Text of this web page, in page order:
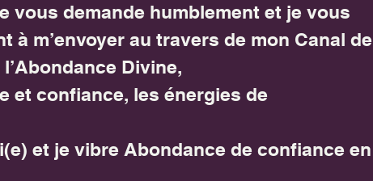
vous demande humblement et je vous
à m’envoyer au travers de mon Canal de
Divine,
et confiance, les énergies de
et je vibre Abondance de confiance en